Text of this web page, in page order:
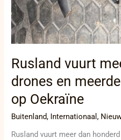
Rusland vuurt
drones en
op Oekraïne
Buitenland, Internationaal ,
Rusland vuurt meer dan